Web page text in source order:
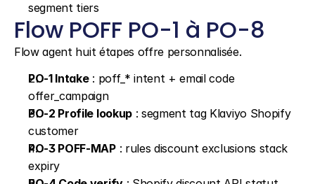
segment tiers
Flow POFF PO-1 à PO-8
Flow agent huit étapes offre personnalisée.
PO-1 Intake : poff_* intent + email code
offer_campaign
PO-2 Profile lookup : segment tag Klaviyo Shopify
customer
PO-3 POFF-MAP : rules discount exclusions stack
expiry